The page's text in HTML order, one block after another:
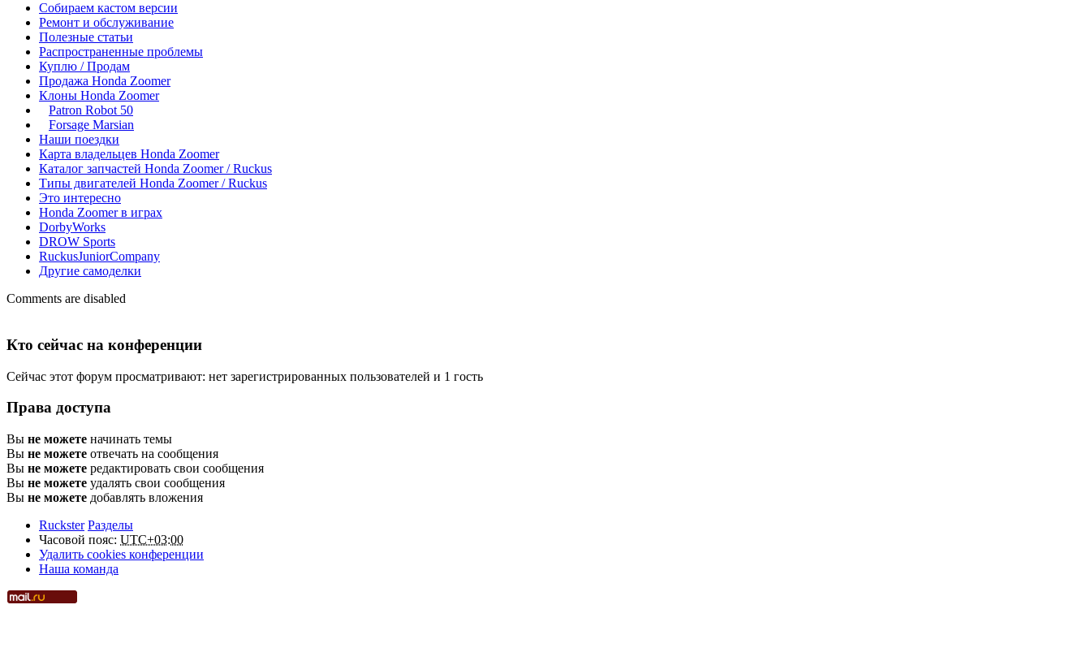
Собираем кастом версии
Ремонт и обслуживание
Полезные статьи
Распространенные проблемы
Куплю / Продам
Продажа Honda Zoomer
Клоны Honda Zoomer
Patron Robot 50
Forsage Marsian
Наши поездки
Карта владельцев Honda Zoomer
Каталог запчастей Honda Zoomer / Ruckus
Типы двигателей Honda Zoomer / Ruckus
Это интересно
Honda Zoomer в играх
DorbyWorks
DROW Sports
RuckusJuniorCompany
Другие самоделки
Comments are disabled
Кто сейчас на конференции
Сейчас этот форум просматривают: нет зарегистрированных пользователей и 1 гость
Права доступа
Вы не можете начинать темы
Вы не можете отвечать на сообщения
Вы не можете редактировать свои сообщения
Вы не можете удалять свои сообщения
Вы не можете добавлять вложения
Ruckster Разделы
Часовой пояс: UTC+03:00
Удалить cookies конференции
Наша команда